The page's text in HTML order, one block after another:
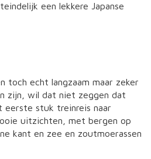
een lekkere Japanse
toch echt langzaam maar zeker
zijn, wil dat niet zeggen dat
eerste stuk treinreis naar
uitzichten, met bergen op
kant en zee en zoutmoerassen